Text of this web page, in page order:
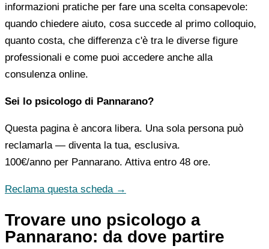
informazioni pratiche per fare una scelta consapevole:
quando chiedere aiuto, cosa succede al primo colloquio,
quanto costa, che differenza c'è tra le diverse figure
professionali e come puoi accedere anche alla
consulenza online.
Sei lo psicologo di Pannarano?
Questa pagina è ancora libera. Una sola persona può
reclamarla — diventa la tua, esclusiva.
100€/anno per Pannarano. Attiva entro 48 ore.
Reclama questa scheda →
Trovare uno psicologo a
Pannarano: da dove partire